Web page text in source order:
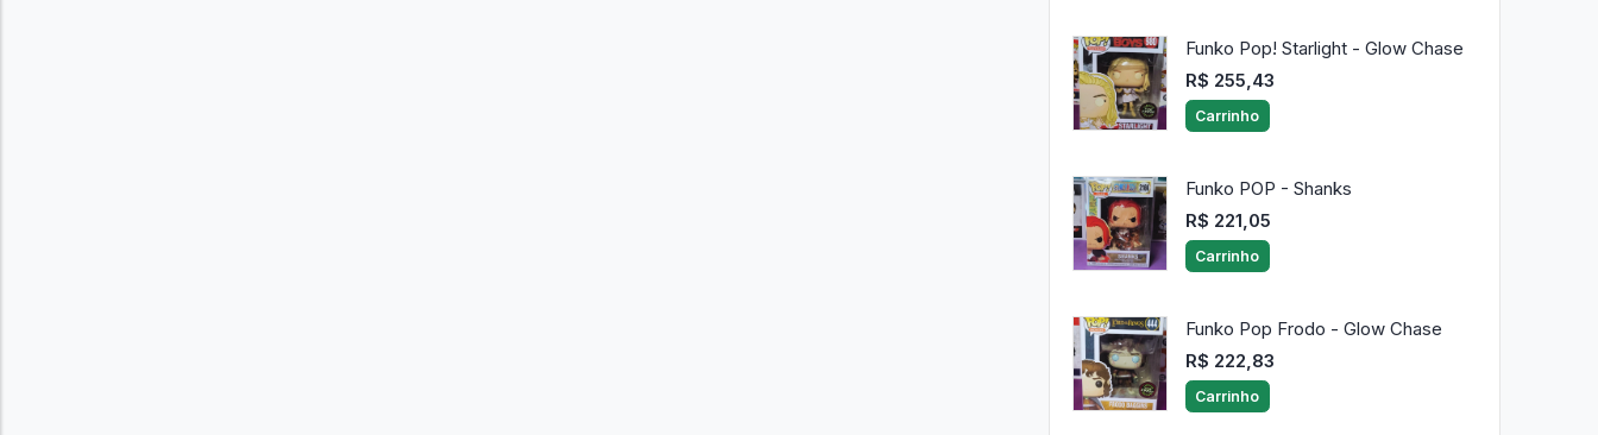
Funko Pop! Starlight - Glow Chase
R$ 255,43
Carrinho
Funko POP - Shanks
R$ 221,05
Carrinho
Funko Pop Frodo - Glow Chase
R$ 222,83
Carrinho